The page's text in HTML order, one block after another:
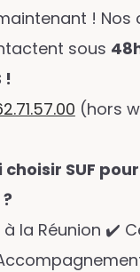
! Nos
sous
!
(hors
SUF
la Réunion ✔️